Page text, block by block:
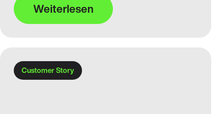
Weiterlesen
Customer Story